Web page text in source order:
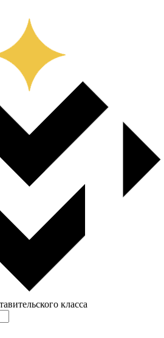
класса